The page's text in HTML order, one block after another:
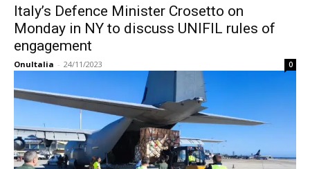
Italy’s Defence Minister Crosetto on
Monday in NY to discuss UNIFIL rules of
engagement
OnuItalia - 24/11/2023 0